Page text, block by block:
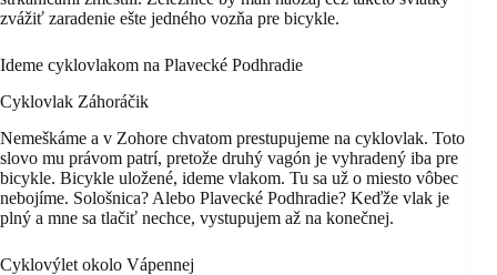
zvážiť zaradenie ešte jedného vozňa pre bicykle.
Ideme cyklovlakom na Plavecké Podhradie
Cyklovlak Záhoráčik
Nemeškáme a v Zohore chvatom prestupujeme na cyklovlak. Toto
slovo mu právom patrí, pretože druhý vagón je vyhradený iba pre
bicykle. Bicykle uložené, ideme vlakom. Tu sa už o miesto vôbec
nebojíme. Sološnica? Alebo Plavecké Podhradie? Keďže vlak je
plný a mne sa tlačiť nechce, vystupujem až na konečnej.
Cyklovýlet okolo Vápennej